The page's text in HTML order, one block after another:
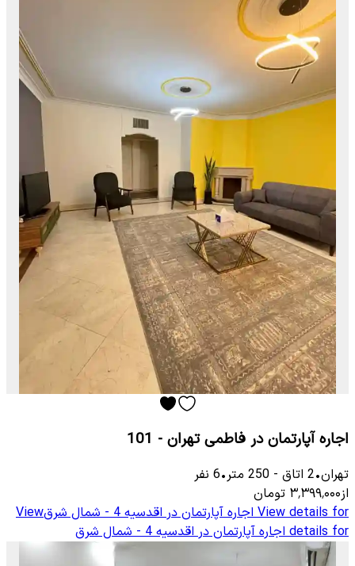
اجاره آپارتمان در فاطمی تهران - 101
تهران•
2 اتاق -
250 متر•
6 نفر
از۳٬۳۹۹٬۰۰۰ تومان
View details for اجاره آپارتمان در اقدسیه 4 - شمال شرق
View
details for اجاره آپارتمان در اقدسیه 4 - شمال شرق